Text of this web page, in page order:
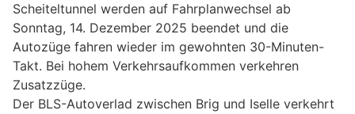
Scheiteltunnel werden auf Fahrplanwechsel ab
Sonntag, 14. Dezember 2025 beendet und die
Autozüge fahren wieder im gewohnten 30-Minuten-
Takt. Bei hohem Verkehrsaufkommen verkehren
Zusatzzüge.
Der BLS-Autoverlad zwischen Brig und Iselle verkehrt